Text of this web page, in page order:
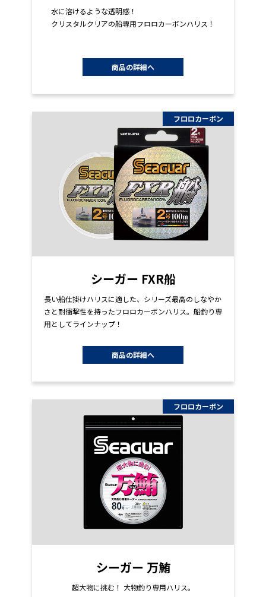
水に溶けるような透明感！
クリスタルクリアの船専用フロロカーボンハリス！
商品の詳細へ
フロロカーボン
シーガー FXR船
長い船仕掛けハリスに適した、シリーズ最高のしなやか
さと耐衝撃性を持ったフロロカーボンハリス。船釣り専
用としてラインナップ！
商品の詳細へ
フロロカーボン
シーガー 万鮪
超大物に挑む！ 大物釣り専用ハリス。